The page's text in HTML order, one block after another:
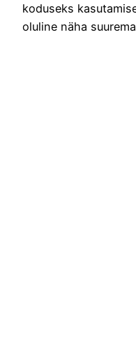
koduseks
oluline näha